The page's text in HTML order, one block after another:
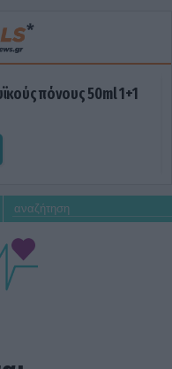
πόνους 50ml 1+1